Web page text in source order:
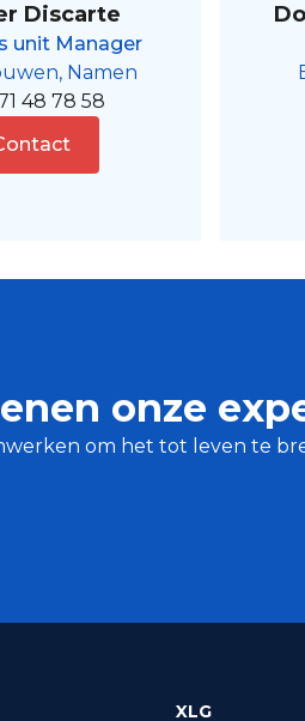
Discarte
unit Manager
Namen
48 78 58
onze
om het tot leven te
XLG